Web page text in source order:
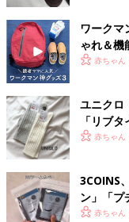
ワークマ
ゃれ＆機
赤ちゃん
ユニクロ
「リブ
店員ライ
赤ちゃん
3COINS
ン」「プ
る！プチ
赤ちゃん